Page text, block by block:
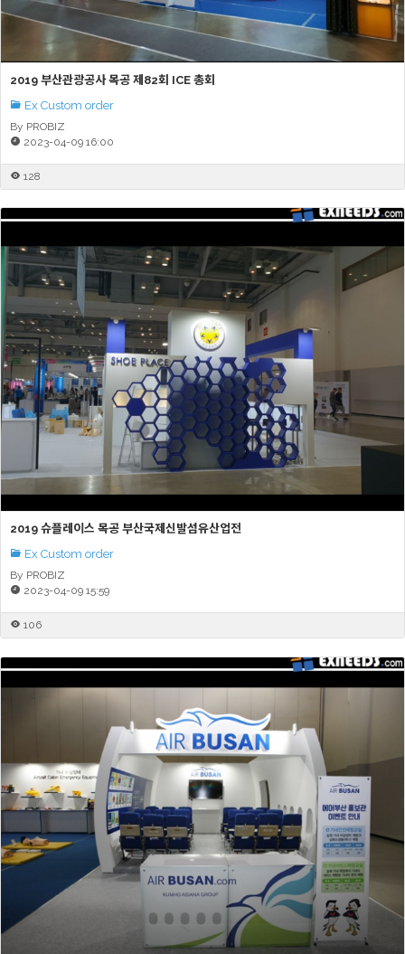
2019 부산관광공사 목공 제82회 ICE 총회
Ex Custom order
By PROBIZ
2023-04-09 16:00
128
2019 슈플레이스 목공 부산국제신발섬유산업전
Ex Custom order
By PROBIZ
2023-04-09 15:59
106